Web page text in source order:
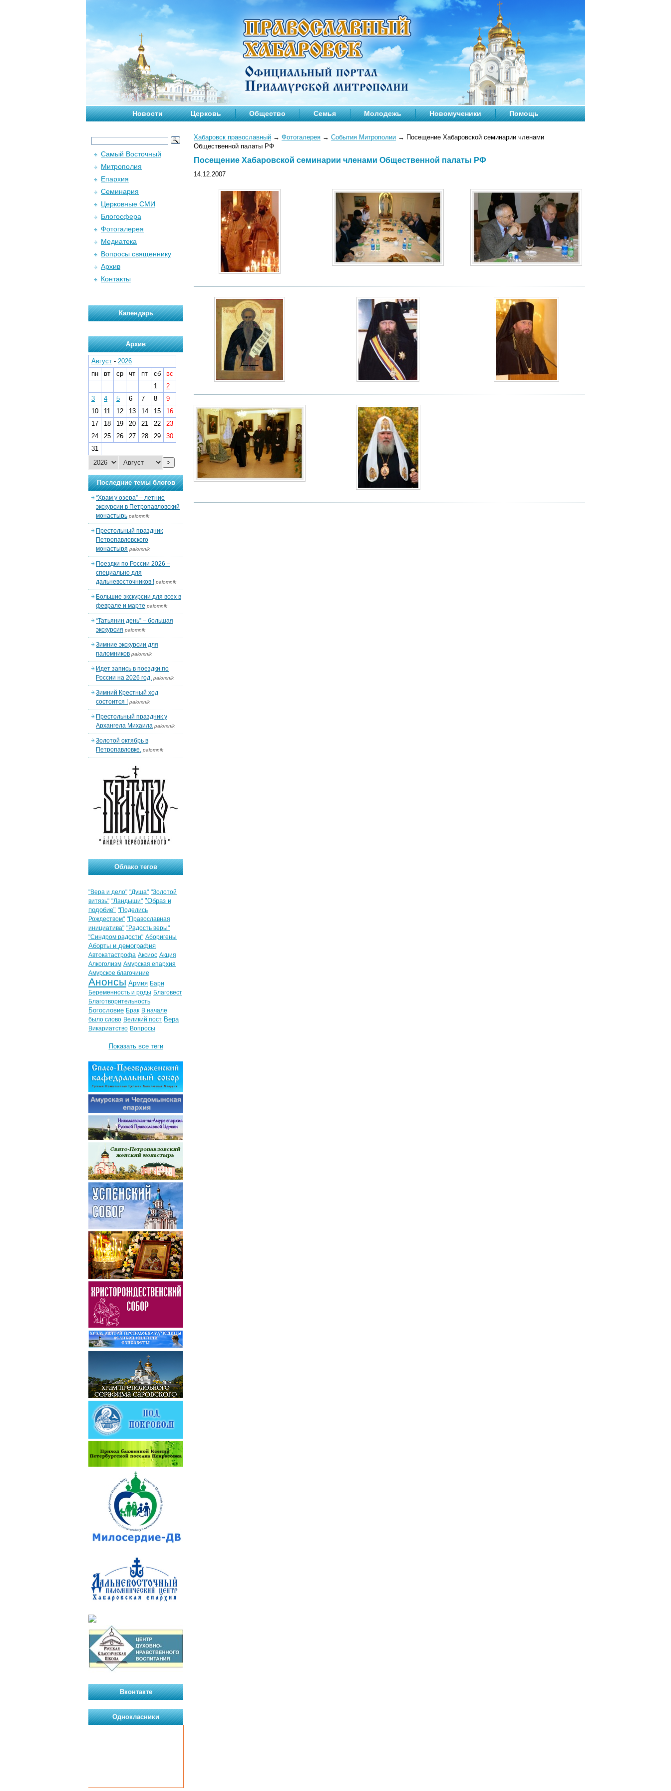
Новости Церковь Общество Семья Молодежь Новомученики Помощь
Хабаровск православный → Фотогалерея → События Митрополии → Посещение Хабаровской семинарии членами
Общественной палаты РФ
Посещение Хабаровской семинарии членами Общественной палаты РФ
14.12.2007
Самый Восточный
Митрополия
Епархия
Семинария
Церковные СМИ
Блогосфера
Фотогалерея
Медиатека
Вопросы священнику
Архив
Контакты
Календарь
Архив
Август - 2026
пн
вт ср чт пт сб
вс
1
2
3
4 5 6 7 8
9
10
11 12 13 14 15
16
17
18 19 20 21 22
23
24
25 26 27 28 29
30
31
>
Последние темы блогов
“Храм у озера” – летние
экскурсии в Петропавловский
монастырь palomnik
Престольный праздник
Петропавловского
монастыря palomnik
Поездки по России 2026 –
специально для
дальневосточников ! palomnik
Большие экскурсии для всех в
феврале и марте palomnik
“Татьянин день” – большая
экскурсия palomnik
Зимние экскурсии для
паломников palomnik
Идет запись в поездки по
России на 2026 год. palomnik
Зимний Крестный ход
состоится ! palomnik
Престольный праздник у
Архангела Михаила palomnik
Золотой октябрь в
Петропавловке. palomnik
Облако тегов
"Вера и дело" "Душа" "Золотой
витязь" "Ландыши" "Образ и
подобие" "Поделись
Рождеством" "Православная
инициатива" "Радость веры"
"Синдром радости" Аборигены
Аборты и демография
Автокатастрофа Аксиос Акция
Алкоголизм Амурская епархия
Амурское благочиние
Анонсы Армия Бари
Беременность и роды Благовест
Благотворительность
Богословие Брак В начале
было слово Великий пост Вера
Викариатство Вопросы
Показать все теги
Вконтакте
Однокласники